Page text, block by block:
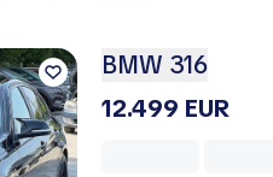
BMW 316
12.499 EUR